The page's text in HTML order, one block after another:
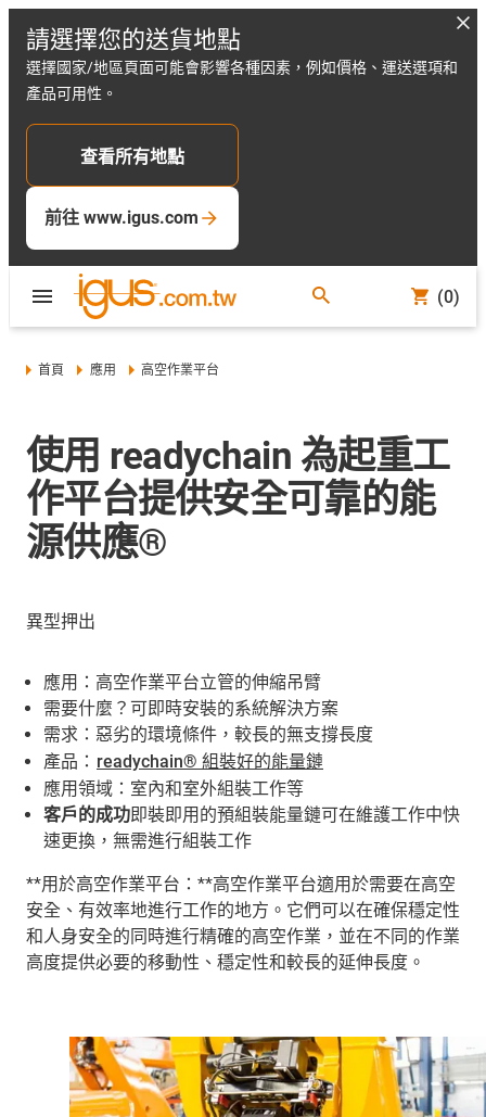
請選擇您的送貨地點
選擇國家/地區頁面可能會影響各種因素，例如價格、運送選項和
產品可用性。
查看所有地點
前往 www.igus.com
(0)
首頁 應用 高空作業平台
使用 readychain 為起重工
作平台提供安全可靠的能
源供應®
異型押出
應用：高空作業平台立管的伸縮吊臂
需要什麼？可即時安裝的系統解決方案
需求：惡劣的環境條件，較長的無支撐長度
產品： readychain® 組裝好的能量鏈
應用領域：室內和室外組裝工作等
客戶的成功即裝即用的預組裝能量鏈可在維護工作中快
速更換，無需進行組裝工作
**用於高空作業平台：**高空作業平台適用於需要在高空
安全、有效率地進行工作的地方。它們可以在確保穩定性
和人身安全的同時進行精確的高空作業，並在不同的作業
高度提供必要的移動性、穩定性和較長的延伸長度。